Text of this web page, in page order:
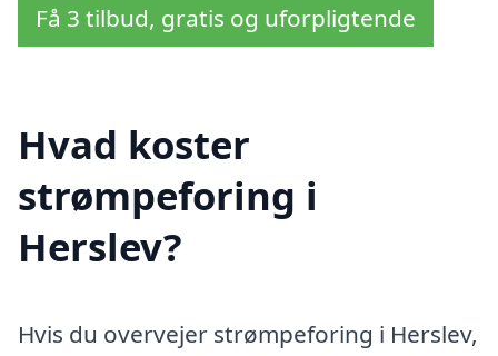
Få 3 tilbud, gratis og uforpligtende
Hvad koster
strømpeforing i
Herslev?
Hvis du overvejer strømpeforing i Herslev,